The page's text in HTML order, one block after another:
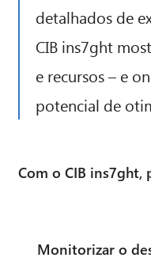
detalhados de
CIB ins7ght
e recursos – e
potencial de
Com o CIB ins7ght,
Monitorizar o